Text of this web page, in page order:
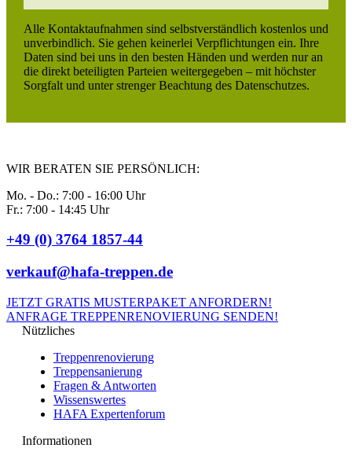
Alle Kontaktaufnahmen sind selbstverständlich kostenlos und
unverbindlich. Sie gehen keinerlei Verpflichtungen ein. Ihre
Daten sind bei uns in den besten Händen und werden nur an
die direkt beteiligten Parteien weitergegeben – mit höchster
Sorgfalt und unter strenger Beachtung des Datenschutzes.
WIR BERATEN SIE PERSÖNLICH:
Mo. - Do.: 7:00 - 16:00 Uhr
Fr.: 7:00 - 14:45 Uhr
+49 (0) 3764 1857-44
verkauf@hafa-treppen.de
JETZT GRATIS MUSTERPAKET ANFORDERN!
ANFRAGE TREPPENRENOVIERUNG SENDEN!
Nützliches
Treppenrenovierung
Treppensanierung
Fragen & Antworten
Wissenswertes
HAFA Expertenforum
Informationen